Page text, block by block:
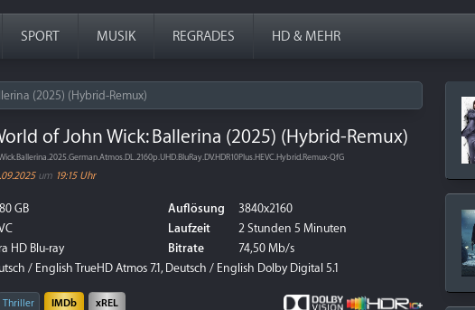
SPORT MUSIK REGRADES HD & MEHR
(2025) (Hybrid-Remux)
of John Wick: Ballerina (2025) (Hybrid-Remux)
QfG
um 19:15 Uhr
GB
HD Blu-ray
/ English TrueHD Atmos 7.1, Deutsch / English Dolby Digital 5.1
Auflösung
3840x2160
Laufzeit
2 Stunden 5 Minuten
Bitrate
74,50 Mb/s
Thriller IMDb xREL